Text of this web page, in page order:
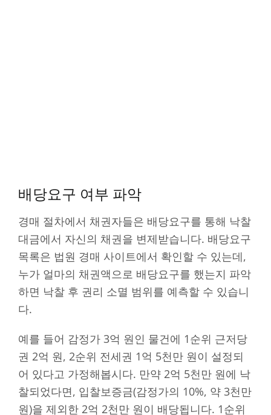
배당요구 여부 파악
경매 절차에서 채권자들은 배당요구를 통해 낙찰
대금에서 자신의 채권을 변제받습니다. 배당요구
목록은 법원 경매 사이트에서 확인할 수 있는데,
누가 얼마의 채권액으로 배당요구를 했는지 파악
하면 낙찰 후 권리 소멸 범위를 예측할 수 있습니
다.
예를 들어 감정가 3억 원인 물건에 1순위 근저당
권 2억 원, 2순위 전세권 1억 5천만 원이 설정되
어 있다고 가정해봅시다. 만약 2억 5천만 원에 낙
찰되었다면, 입찰보증금(감정가의 10%, 약 3천만
원)을 제외한 2억 2천만 원이 배당됩니다. 1순위